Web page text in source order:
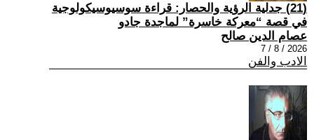
(21) جدلية الرؤية والحصار: قراءة سوسيوسيكولوجية
في قصة “معركة خاسرة” لماجدة جادو
عصام الدين صالح
2026 / 8 / 7
الادب والفن